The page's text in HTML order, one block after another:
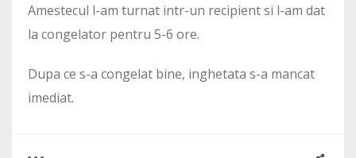
Amestecul l-am turnat intr-un recipient si l-am dat
la congelator pentru 5-6 ore.
Dupa ce s-a congelat bine, inghetata s-a mancat
imediat.